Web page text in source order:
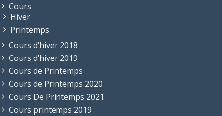
Cours
Hiver
Printemps
Cours d’hiver 2018
Cours d’hiver 2019
Cours de Printemps
Cours de Printemps 2020
Cours De Printemps 2021
Cours printemps 2019